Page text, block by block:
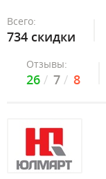
Всего:
734 скидки
Отзывы:
26 7 8